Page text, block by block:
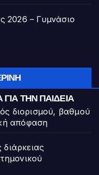
2026 – Γυμνάσιο
ΤΗΝ ΠΑΙΔΕΊΑ
διορισμού, βαθμού
απόφαση